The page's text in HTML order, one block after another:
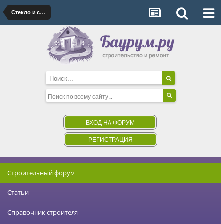
Стекло и стеклопакеты
ВХОД НА ФОРУМ
РЕГИСТРАЦИЯ
Строительный форум
Статьи
Справочник строителя